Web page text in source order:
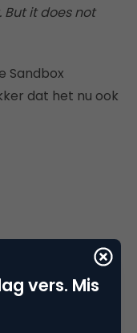
it does not
Sandbox
dat het nu ook
vers. Mis